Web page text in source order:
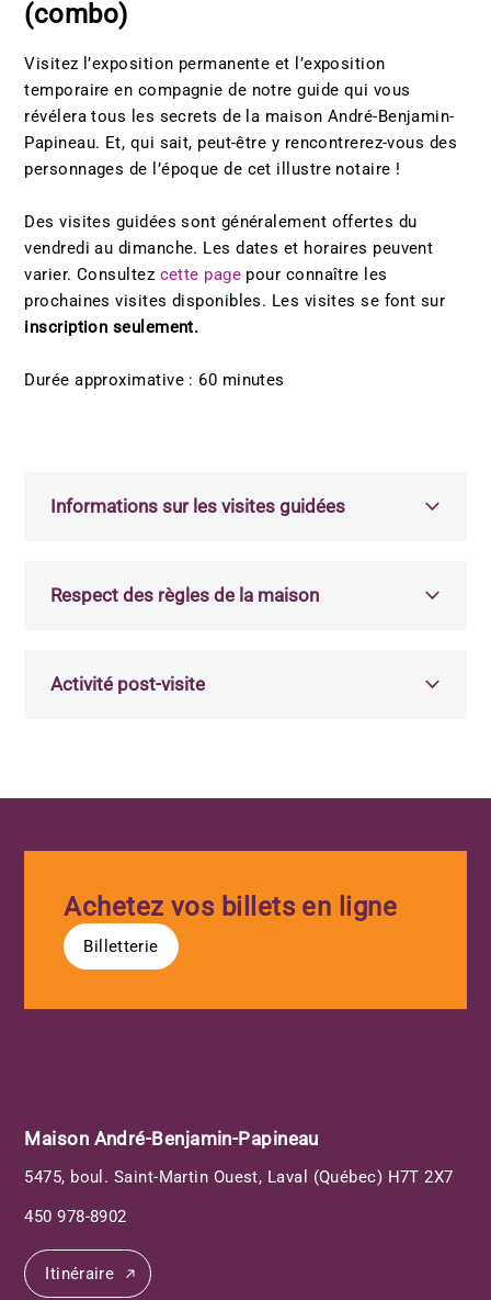
(combo)
Visitez l’exposition permanente et l’exposition
temporaire en compagnie de notre guide qui vous
révélera tous les secrets de la maison André-Benjamin-
Papineau. Et, qui sait, peut-être y rencontrerez-vous des
personnages de l’époque de cet illustre notaire !
Des visites guidées sont généralement offertes du
vendredi au dimanche. Les dates et horaires peuvent
varier. Consultez cette page pour connaître les
prochaines visites disponibles. Les visites se font sur
inscription seulement.
Durée approximative : 60 minutes
Informations sur les visites guidées
respect de la jauge de capacité maximale du lieu
Respect des règles de la maison
les autres visiteurs et notre personnel d’animation
Activité post-visite
patrimonial.
Achetez vos billets en ligne
Billetterie
Maison André-Benjamin-Papineau
5475, boul. Saint-Martin Ouest, Laval (Québec) H7T 2X7
450 978-8902
Itinéraire